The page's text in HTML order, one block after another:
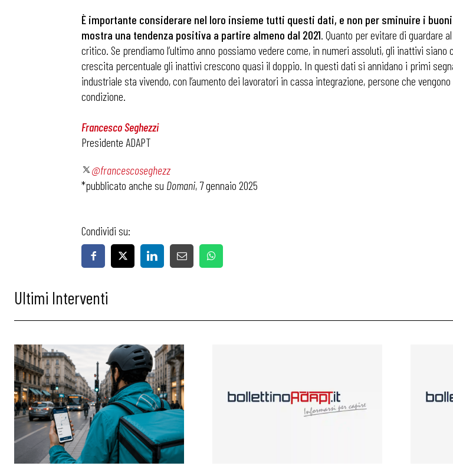
Bollettini ADAPT
È importante considerare nel loro insieme tutti questi dati, e non per sminuire i
mostra una tendenza positiva a partire almeno dal 2021. Quanto per evitare di guardare
critico. Se prendiamo l’ultimo anno possiamo vedere come, in numeri assoluti, gli inattivi
crescita percentuale gli inattivi crescono quasi il doppio. In questi dati si annidano i primi
industriale sta vivendo, con l’aumento dei lavoratori in cassa integrazione, persone che
condizione.
Francesco Seghezzi
Presidente ADAPT
@francescoseghezz
*pubblicato anche su Domani, 7 gennaio 2025
Condividi su:
Ultimi Interventi